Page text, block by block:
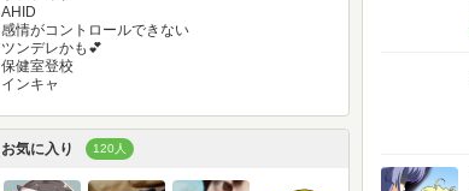
AHID
感情がコントロールできない
ツンデレかも💕
保健室登校
インキャ
お気に入り 120人